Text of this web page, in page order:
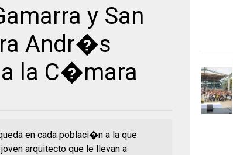
y San
Andr�s
la C�mara
en cada poblaci�n a la que
arquitecto que le llevan a